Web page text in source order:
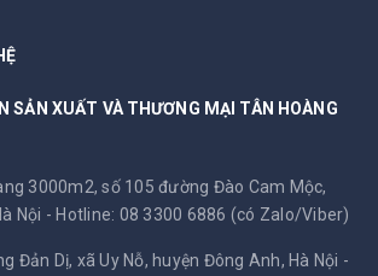
SẢN XUẤT VÀ THƯƠNG MẠI TÂN HOÀNG
3000m2, số 105 đường Đào Cam Mộc,
Nội -Hotline: 08 3300 6886 (có Zalo/Viber)
Đản Dị, xã Uy Nỗ, huyện Đông Anh, Hà Nội -